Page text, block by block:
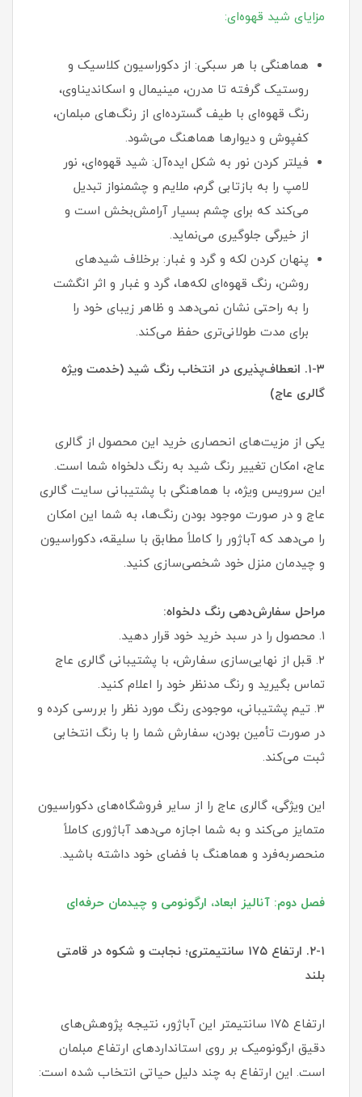
مزایای شید قهوه‌ای:
هماهنگی با هر سبکی: از دکوراسیون کلاسیک و
روستیک گرفته تا مدرن، مینیمال و اسکاندیناوی،
رنگ قهوه‌ای با طیف گسترده‌ای از رنگ‌های مبلمان،
کفپوش و دیوارها هماهنگ می‌شود.
فیلتر کردن نور به شکل ایده‌آل: شید قهوه‌ای، نور
لامپ را به بازتابی گرم، ملایم و چشمنواز تبدیل
می‌کند که برای چشم بسیار آرامش‌بخش است و
از خیرگی جلوگیری می‌نماید.
پنهان کردن لکه و گرد و غبار: برخلاف شیدهای
روشن، رنگ قهوه‌ای لکه‌ها، گرد و غبار و اثر انگشت
را به راحتی نشان نمی‌دهد و ظاهر زیبای خود را
برای مدت طولانی‌تری حفظ می‌کند.
۱-۳. انعطاف‌پذیری در انتخاب رنگ شید (خدمت ویژه
گالری عاج)
یکی از مزیت‌های انحصاری خرید این محصول از گالری
عاج، امکان تغییر رنگ شید به رنگ دلخواه شما است.
این سرویس ویژه، با هماهنگی با پشتیبانی سایت گالری
عاج و در صورت موجود بودن رنگ‌ها، به شما این امکان
را می‌دهد که آباژور را کاملاً مطابق با سلیقه، دکوراسیون
و چیدمان منزل خود شخصی‌سازی کنید.
مراحل سفارش‌دهی رنگ دلخواه:
۱. محصول را در سبد خرید خود قرار دهید.
۲. قبل از نهایی‌سازی سفارش، با پشتیبانی گالری عاج
تماس بگیرید و رنگ مدنظر خود را اعلام کنید.
۳. تیم پشتیبانی، موجودی رنگ مورد نظر را بررسی کرده و
در صورت تأمین بودن، سفارش شما را با رنگ انتخابی
ثبت می‌کند.
این ویژگی، گالری عاج را از سایر فروشگاه‌های دکوراسیون
متمایز می‌کند و به شما اجازه می‌دهد آباژوری کاملاً
منحصربه‌فرد و هماهنگ با فضای خود داشته باشید.
فصل دوم: آنالیز ابعاد، ارگونومی و چیدمان حرفه‌ای
۲-۱. ارتفاع ۱۷۵ سانتیمتری؛ نجابت و شکوه در قامتی
بلند
ارتفاع ۱۷۵ سانتیمتر این آباژور، نتیجه پژوهش‌های
دقیق ارگونومیک بر روی استانداردهای ارتفاع مبلمان
است. این ارتفاع به چند دلیل حیاتی انتخاب شده است: